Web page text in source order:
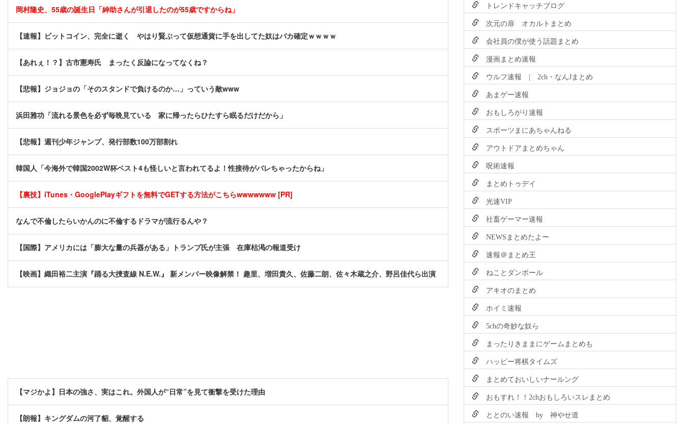
岡村隆史、55歳の誕生日「紳助さんが引退したのが55歳ですからね」
【速報】ビットコイン、完全に逝く やはり賢ぶって仮想通貨に手を出してた奴はバカ確定ｗｗｗｗ
【あれぇ！？】古市憲寿氏 まったく反論になってなくね？
【悲報】ジョジョの「そのスタンドで負けるのか…」っていう敵www
浜田雅功「流れる景色を必ず毎晩見ている 家に帰ったらひたすら眠るだけだから」
【悲報】週刊少年ジャンプ、発行部数100万部割れ
韓国人「今海外で韓国2002W杯ベスト4も怪しいと言われてるよ！性接待がバレちゃったからね」
【裏技】iTunes・GooglePlayギフトを無料でGETする方法がこちらwwwwwww [PR]
なんで不倫したらいかんのに不倫するドラマが流行るんや？
【国際】アメリカには「膨大な量の兵器がある」トランプ氏が主張 在庫枯渇の報道受け
【映画】織田裕二主演『踊る大捜査線 N.E.W.』 新メンバー映像解禁！ 趣里、増田貴久、佐藤二朗、佐々木蔵之介、野呂佳代ら出演
【マジかよ】日本の強さ、実はこれ。外国人が“日常”を見て衝撃を受けた理由
【朗報】キングダムの河了貂、覚醒する
トレンドキャッチブログ
次元の扉 オカルトまとめ
会社員の僕が使う話題まとめ
漫画まとめ速報
ウルフ速報 | 2ch・なんJまとめ
あまゲー速報
おもしろがり速報
スポーツまにあちゃんねる
アウトドアまとめちゃん
呪術速報
まとめトゥデイ
光速VIP
社畜ゲーマー速報
NEWSまとめたよー
速報＠まとめ王
ねことダンボール
アキオのまとめ
ホイミ速報
5chの奇妙な奴ら
まったりきままにゲームまとめも
ハッピー将棋タイムズ
まとめておいしいナールング
おもすれ！！2chおもしろいスレまとめ
ととのい速報 by 神やせ道